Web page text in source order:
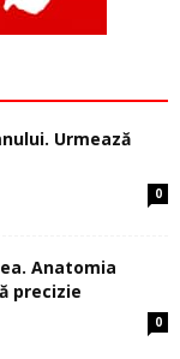
Urmează
0
Anatomia
precizie
0